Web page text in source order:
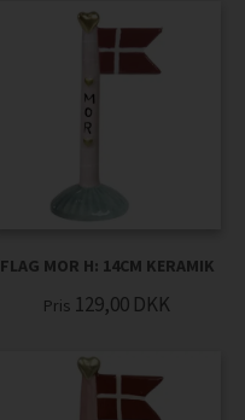
FLAG MOR H: 14CM KERAMIK
Pris 129,00 DKK